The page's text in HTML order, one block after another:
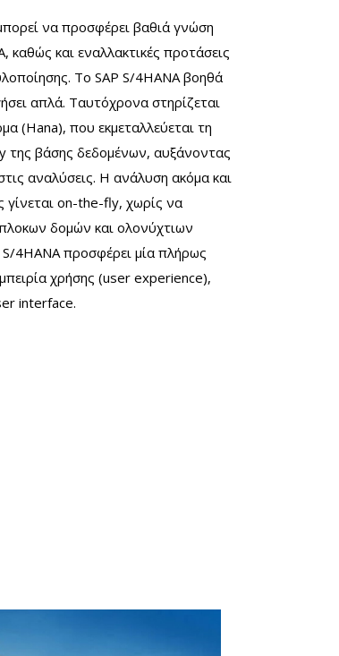
να προσφέρει βαθιά γνώση
καθώς και εναλλακτικές προτάσεις
Το SAP S/4HANA βοηθά
απλά. Ταυτόχρονα στηρίζεται
(Hana), που εκμεταλλεύεται τη
της βάσης δεδομένων, αυξάνοντας
αναλύσεις. Η ανάλυση ακόμα και
γίνεται on-the-fly, χωρίς να
δομών και ολονύχτιων
S/4HANA προσφέρει μία πλήρως
χρήσης (user experience),
interface.